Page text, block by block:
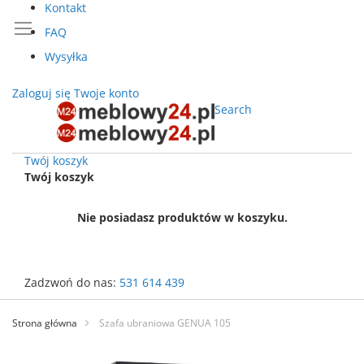
Kontakt
FAQ
Wysyłka
Zaloguj się Twoje konto
Search
Twój koszyk
Twój koszyk
Nie posiadasz produktów w koszyku.
Zadzwoń do nas: 531 614 439
Przejdź
treści
Strona główna Szafa ubraniowa GENUA 105